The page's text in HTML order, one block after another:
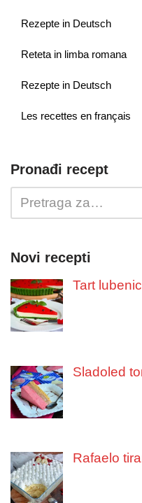
Rezepte in Deutsch
Reteta in limba romana
Rezepte in Deutsch
Les recettes en français
Pronađi recept
Novi recepti
Tart
Sladoled
Rafaelo